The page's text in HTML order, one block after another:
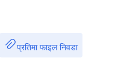
प्रतिमा फाइल निवडा